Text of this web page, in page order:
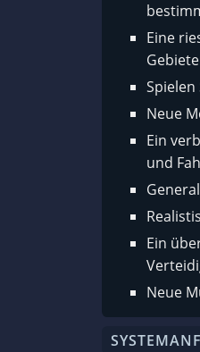
Eine
Neue
Ein
und
Ein
Neue